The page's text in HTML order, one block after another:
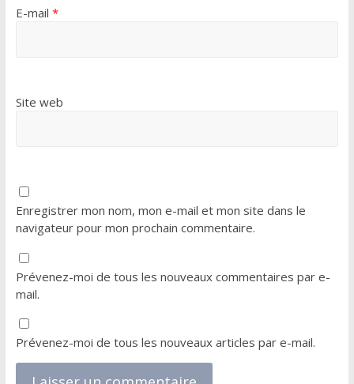
E-mail *
Site web
Enregistrer mon nom, mon e-mail et mon site dans le
navigateur pour mon prochain commentaire.
Prévenez-moi de tous les nouveaux commentaires par e-
mail.
Prévenez-moi de tous les nouveaux articles par e-mail.